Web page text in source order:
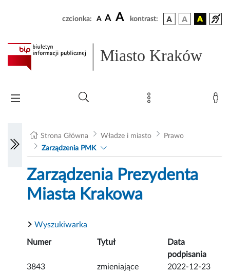
czcionka: A A A kontrast:
Miasto Kraków
Strona Główna Władze i miasto
Prawo
Zarządzenia PMK
Zarządzenia Prezydenta
Miasta Krakowa
Wyszukiwarka
Numer Tytuł
Data
podpisania
3843
zmieniające
2022-12-23